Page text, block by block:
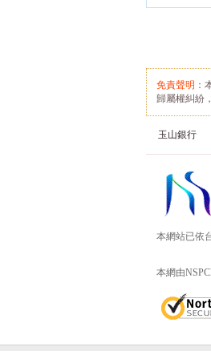
免責聲明 ：
歸屬權糾紛
玉山銀行
本網站已依
本網由